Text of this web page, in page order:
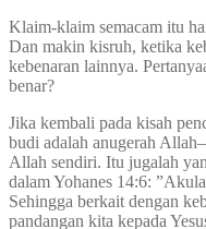
Klaim-klaim semacam itu
Dan makin kisruh, ketika
kebenaran lainnya.
benar?
Jika kembali pada kisah
budi adalah anugerah
Allah sendiri. Itu jugalah
dalam Yohanes 14:6:
Sehingga berkait dengan
pandangan kita kepada